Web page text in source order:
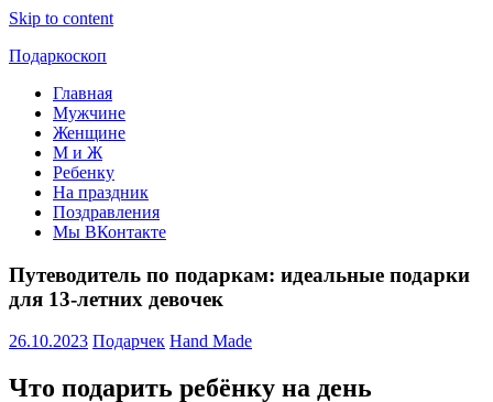
Skip to content
Подаркоскоп
Поможем
выбрать
подарить
Главная
Мужчине
Женщине
М и Ж
Ребенку
На праздник
Поздравления
Мы ВКонтакте
Путеводитель по подаркам: идеальные подарки
для 13-летних девочек
26.10.2023 Подарчек Hand Made
Что подарить ребёнку на день